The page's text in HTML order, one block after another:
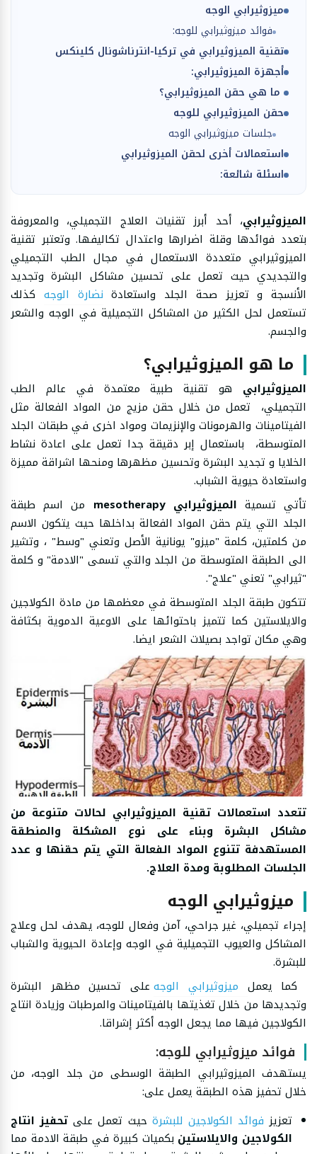
ميزوثيرابي الوجه
فوائد ميزوثيرابي للوجه:
تقنية الميزوثيرابي في تركيا-انترناشونال كلينكس
أجهزة الميزوثيرابي:
ما هي حقن الميزوثيرابي؟
حقن الميزوثيرابي للوجه
جلسات ميزوثيرابي الوجه
استعمالات أخرى لحقن الميزوثيرابي
اسئلة شائعة:
الميزوثيرابي، أحد أبرز تقنيات العلاج التجميلي، والمعروفة
بتعدد فوائدها وقلة اضرارها واعتدال تكاليفها. وتعتبر تقنية
الميزوثيرابي متعددة الاستعمال في مجال الطب التجميلي
والتجديدي حيث تعمل على تحسين مشاكل البشرة وتجديد
الأنسجة و تعزيز صحة الجلد واستعادة نضارة الوجه كذلك
تستعمل لحل الكثير من المشاكل التجميلية في الوجه والشعر
والجسم.
ما هو الميزوثيرابي؟
الميزوثيرابي هو تقنية طبية معتمدة في عالم الطب
التجميلي، تعمل من خلال حقن مزيج من المواد الفعالة مثل
الفيتامينات والهرمونات والإنزيمات ومواد اخرى في طبقات الجلد
المتوسطة، باستعمال إبر دقيقة جدا تعمل على اعادة نشاط
الخلايا و تجديد البشرة وتحسين مظهرها ومنحها اشراقة مميزة
واستعادة حيوية الشباب.
تأتي تسمية الميزوثيرابي mesotherapy
من اسم طبقة
الجلد التي يتم حقن المواد الفعالة بداخلها حيث يتكون الاسم
من كلمتين، كلمة "ميزو" يونانية الأصل وتعني "وسط" ، وتشير
الى الطبقة المتوسطة من الجلد والتي تسمى "الادمة" و كلمة
"ثيرابي" تعني "علاج".
تتكون طبقة الجلد المتوسطة في معظمها من مادة الكولاجين
والايلاستين كما تتميز باحتوائها على الاوعية الدموية بكثافة
وهي مكان تواجد بصيلات الشعر ايضا.
تتعدد استعمالات تقنية الميزوثيرابي لحالات متنوعة من
مشاكل البشرة وبناء على نوع المشكلة والمنطقة
المستهدفة تتنوع المواد الفعالة التي يتم حقنها و عدد
الجلسات المطلوبة ومدة العلاج.
ميزوثيرابي الوجه
إجراء تجميلي، غير جراحي، آمن وفعال للوجه، يهدف لحل وعلاج
المشاكل والعيوب التجميلية في الوجه وإعادة الحيوية والشباب
للبشرة.
كما يعمل ميزوثيرابي الوجهعلى تحسين مظهر البشرة
وتجديدها من خلال تغذيتها بالفيتامينات والمرطبات وزيادة انتاج
الكولاجين فيها مما يجعل الوجه أكثر إشراقا.
فوائد ميزوثيرابي للوجه:
يستهدف الميزوثيرابي الطبقة الوسطى من جلد الوجه، من
خلال تحفيز هذه الطبقة يعمل على:
تعزيز فوائد الكولاجين للبشرة حيث تعمل على تحفيز انتاج
الكولاجين والايلاستين بكميات كبيرة في طبقة الادمة مما